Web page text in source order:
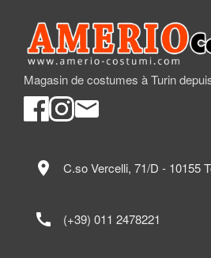
Magasin de costumes à Turin
location_on C.so Vercelli, 71/D - 10155
call (+39) 011 2478221